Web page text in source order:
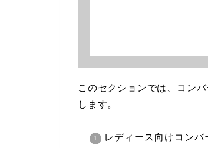
このセクションでは、コン
します。
レディース向けコン